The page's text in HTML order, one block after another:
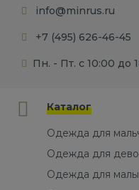
info@minrus.ru
+7 (495) 626-46-45
Пн. - Пт. с 10:00 до
Каталог
Одежда для
Одежда для
Одежда для